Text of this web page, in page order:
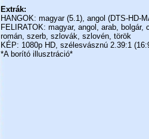
Extrák:
HANGOK: magyar (5.1), angol (DTS-HD-
FELIRATOK: magyar, angol, arab, bolgár,
román, szerb, szlovák, szlovén, török
KÉP: 1080p HD, szélesvásznú 2.39:1
*A borító illusztráció*